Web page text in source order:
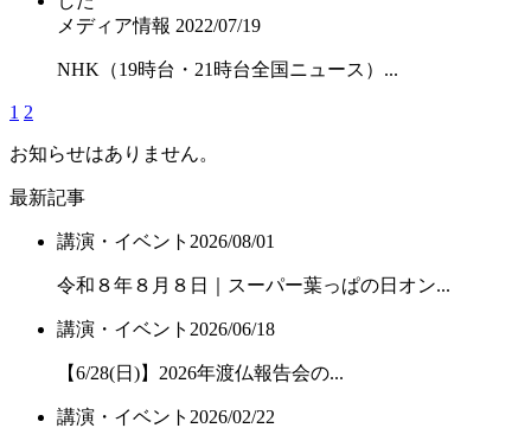
メディア情報 2022/07/19
NHK（19時台・21時台全国ニュース）...
1 2
お知らせはありません。
最新記事
講演・イベント 2026/08/01
令和８年８月８日｜スーパー葉っぱの日オン...
講演・イベント 2026/06/18
【6/28(日)】2026年渡仏報告会の...
講演・イベント 2026/02/22